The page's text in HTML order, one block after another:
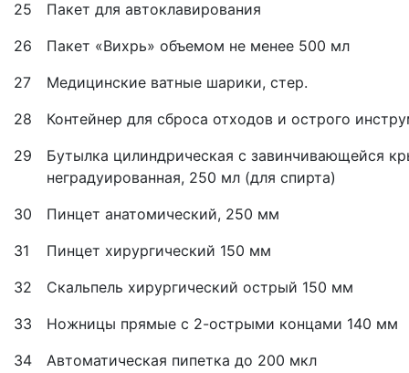
25
Пакет для автоклавирования
26
Пакет «Вихрь» объемом не менее 500 мл
27
Медицинские ватные шарики, стер.
28
Контейнер для сброса отходов и острого
29
Бутылка цилиндрическая с завинчивающейся
неградуированная, 250 мл (для спирта)
30
Пинцет анатомический, 250 мм
31
Пинцет хирургический 150 мм
32
Скальпель хирургический острый 150 мм
33
Ножницы прямые с 2-острыми концами 140 мм
34
Автоматическая пипетка до 200 мкл